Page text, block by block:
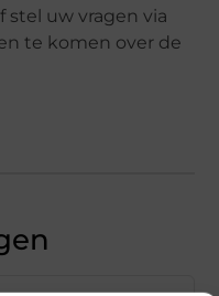
stel uw vragen via
te komen over de